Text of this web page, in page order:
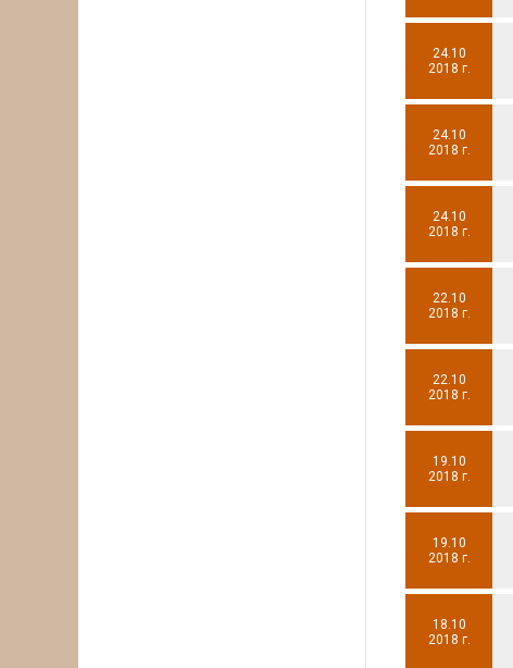
24.10
2018 г.
24.10
2018 г.
24.10
2018 г.
22.10
2018 г.
22.10
2018 г.
19.10
2018 г.
19.10
2018 г.
18.10
2018 г.